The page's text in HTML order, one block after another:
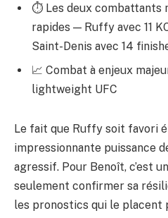
⏱ Les deux combattants
rapides — Ruffy avec 11
Saint-Denis avec 14
📈 Combat à enjeux
lightweight UFC
Le fait que Ruffy soit favori
impressionnante puissance
agressif. Pour Benoît, c’est
seulement confirmer sa
les pronostics qui le